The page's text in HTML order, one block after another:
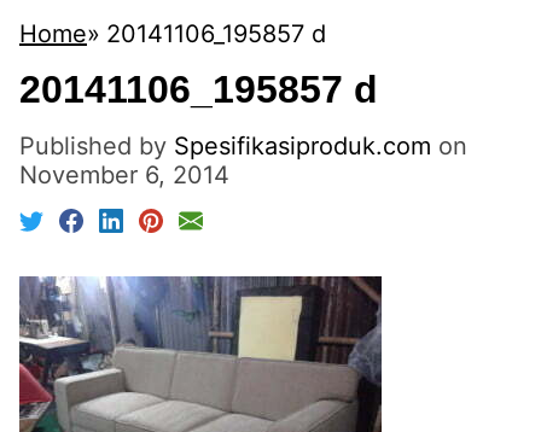
Home 20141106_195857 d
20141106_195857 d
Published by Spesifikasiproduk.com on
November 6, 2014